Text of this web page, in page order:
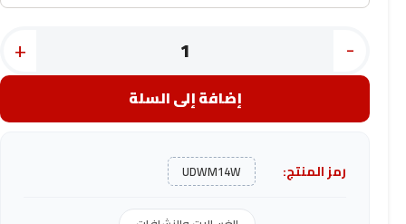
-
+
إضافة إلى السلة
رمز المنتج: UDWM14W